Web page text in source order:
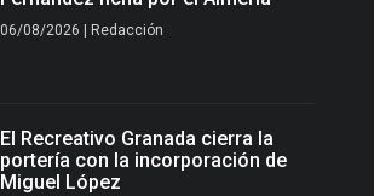
06/08/2026 | Redacción
El Recreativo Granada cierra la
portería con la incorporación de
Miguel López